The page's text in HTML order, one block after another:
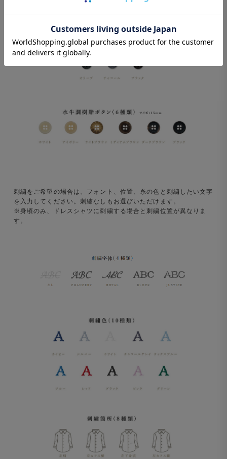
刺繍をご希望の場合は、フォント、位置、糸の色と刺繍したい文字
を入力してください。刺繍なしもお選びいただけます。
※身頃のみ、ドレスシャツに刺繍する場合と刺繍位置が異なりま
す。